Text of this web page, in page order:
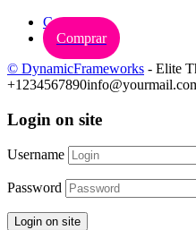
Carrinho
Comprar
© DynamicFrameworks - Elite
+1234567890
Login on site
Username
Password
Login on site